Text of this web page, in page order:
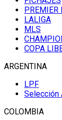
PREMIER
LALIGA
MLS
COPA
ARGENTINA
LPF
Selección
COLOMBIA